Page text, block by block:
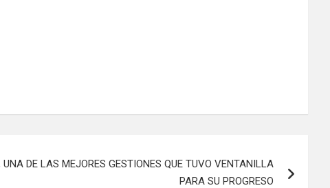
DE LAS MEJORES GESTIONES QUE TUVO VENTANILLA
PARA SU PROGRESO